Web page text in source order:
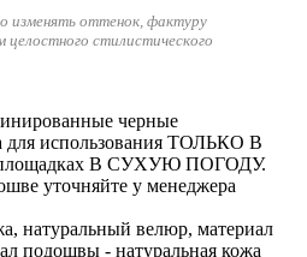
изменять оттенок, фактуру
стилистического
черные
для использования ТОЛЬКО В
В СУХУЮ ПОГОДУ.
уточняйте у менеджера
натуральный велюр, материал
подошвы - натуральная кожа